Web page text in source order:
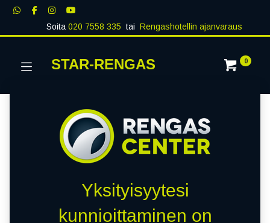
Soita020 7558 335 tai Rengashotellin ajanvaraus
STAR-RENGAS 0
Yksityisyytesi
kunnioittaminen on